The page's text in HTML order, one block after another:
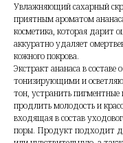
Увлажняющий сахарный
приятным ароматом
косметика, которая дарит
аккуратно удаляет
кожного покрова.
Экстракт ананаса в
тонизирующими и
тон, устранить пигментные
продлить молодость и
входящая в состав
поры. Продукт подходит